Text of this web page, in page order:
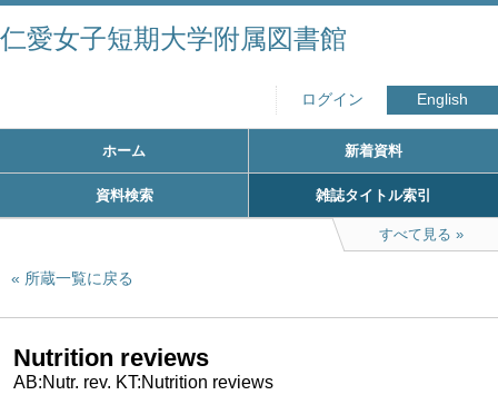
仁愛女子短期大学附属図書館
ログイン English
ホーム 新着資料
資料検索 雑誌タイトル索引
すべて見る
所蔵一覧に戻る
Nutrition reviews
AB:Nutr. rev. KT:Nutrition reviews